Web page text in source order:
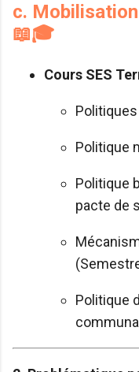
c.
📖🎓
Cours SES
Politique
Politique
pacte de
Politique